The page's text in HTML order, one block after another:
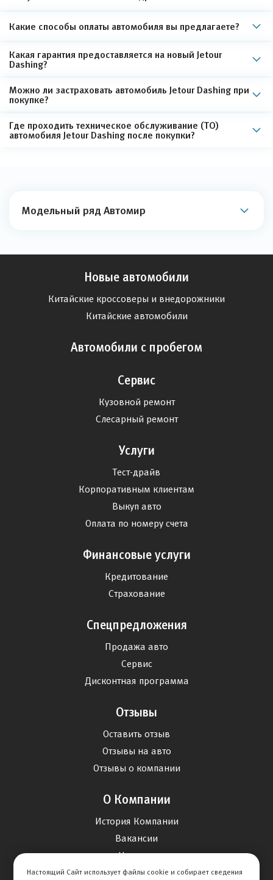
Какие способы оплаты автомобиля вы предлагаете?
Какая гарантия предоставляется на новый Jetour
Dashing?
Можно ли застраховать автомобиль Jetour Dashing при
покупке?
Где проходить техническое обслуживание (ТО)
автомобиля Jetour Dashing после покупки?
Модельный ряд Автомир
Новые автомобили
Китайские кроссоверы и внедорожники
Китайские автомобили
Автомобили с пробегом
Сервис
Кузовной ремонт
Слесарный ремонт
Услуги
Тест-драйв
Корпоративным клиентам
Выкуп авто
Оплата по номеру счета
Финансовые услуги
Кредитование
Страхование
Спецпредложения
Продажа авто
Сервис
Дисконтная программа
Отзывы
Оставить отзыв
Отзывы на авто
Отзывы о компании
О Компании
История Компании
Вакансии
Новости
Настоящий Сайт использует файлы cookie и собирает сведения